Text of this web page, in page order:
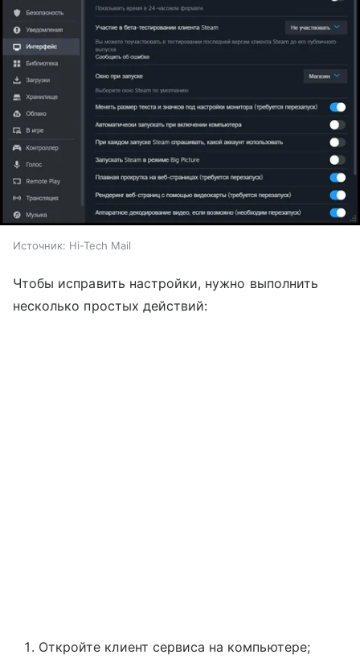
Источник: Hi-Tech Mail
Чтобы исправить настройки, нужно выполнить
несколько простых действий:
Откройте клиент сервиса на компьютере;